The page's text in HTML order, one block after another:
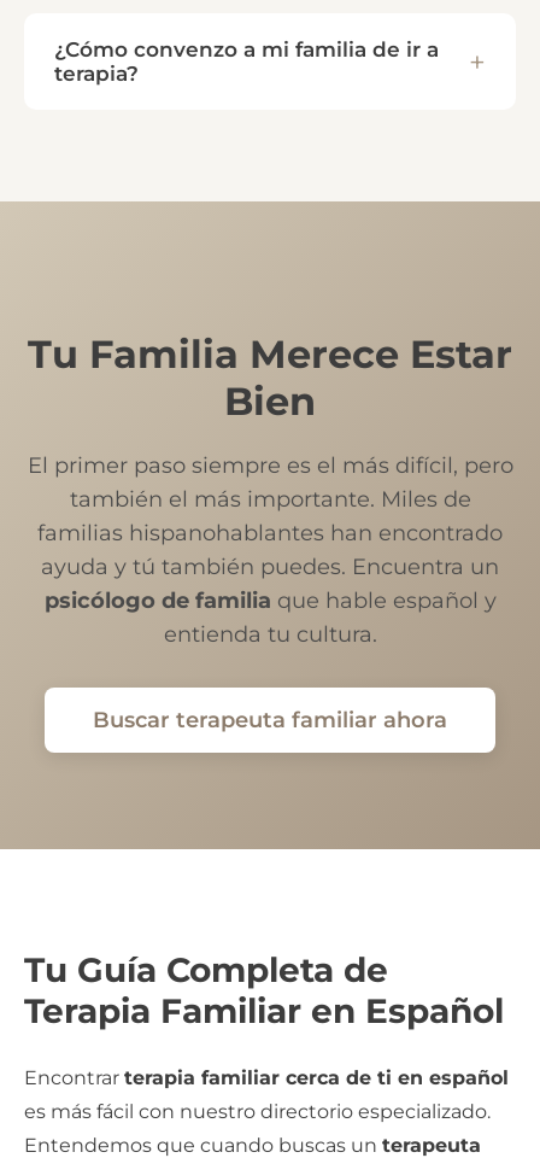
¿Cómo convenzo a mi familia de ir a
terapia?
Tu Familia Merece Estar
Bien
El primer paso siempre es el más difícil, pero
también el más importante. Miles de
familias hispanohablantes han encontrado
ayuda y tú también puedes. Encuentra un
psicólogo de familia que hable español y
entienda tu cultura.
Buscar terapeuta familiar ahora
Tu Guía Completa de
Terapia Familiar en Español
Encontrar terapia familiar cerca de ti en español
es más fácil con nuestro directorio especializado.
Entendemos que cuando buscas un terapeuta